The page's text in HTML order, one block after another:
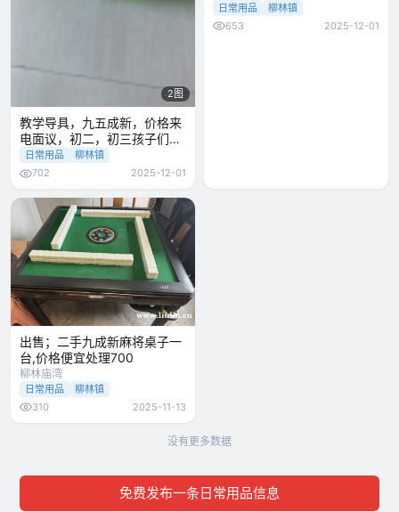
2图
教学导具，九五成新，价格来
电面议，初二，初三孩子们用
的物理导
日常用品
柳林镇
702
2025-12-01
日常用品
柳林镇
653
2025-12-01
出售；二手九成新麻将桌子一
台,价格便宜处理700
柳林庙湾
日常用品
柳林镇
310
2025-11-13
没有更多数据
免费发布一条日常用品信息